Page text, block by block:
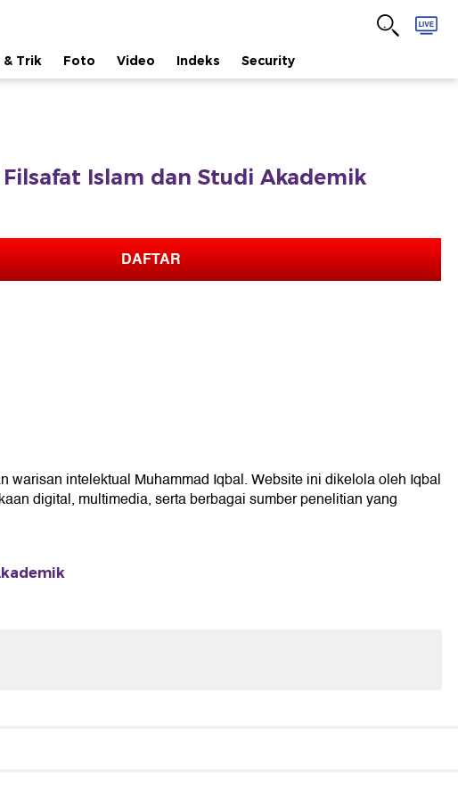
& Trik Foto Video Indeks Security
Islam dan Studi Akademik
DAFTAR
intelektual Muhammad Iqbal. Website ini dikelola oleh Iqbal
digital, multimedia, serta berbagai sumber penelitian yang